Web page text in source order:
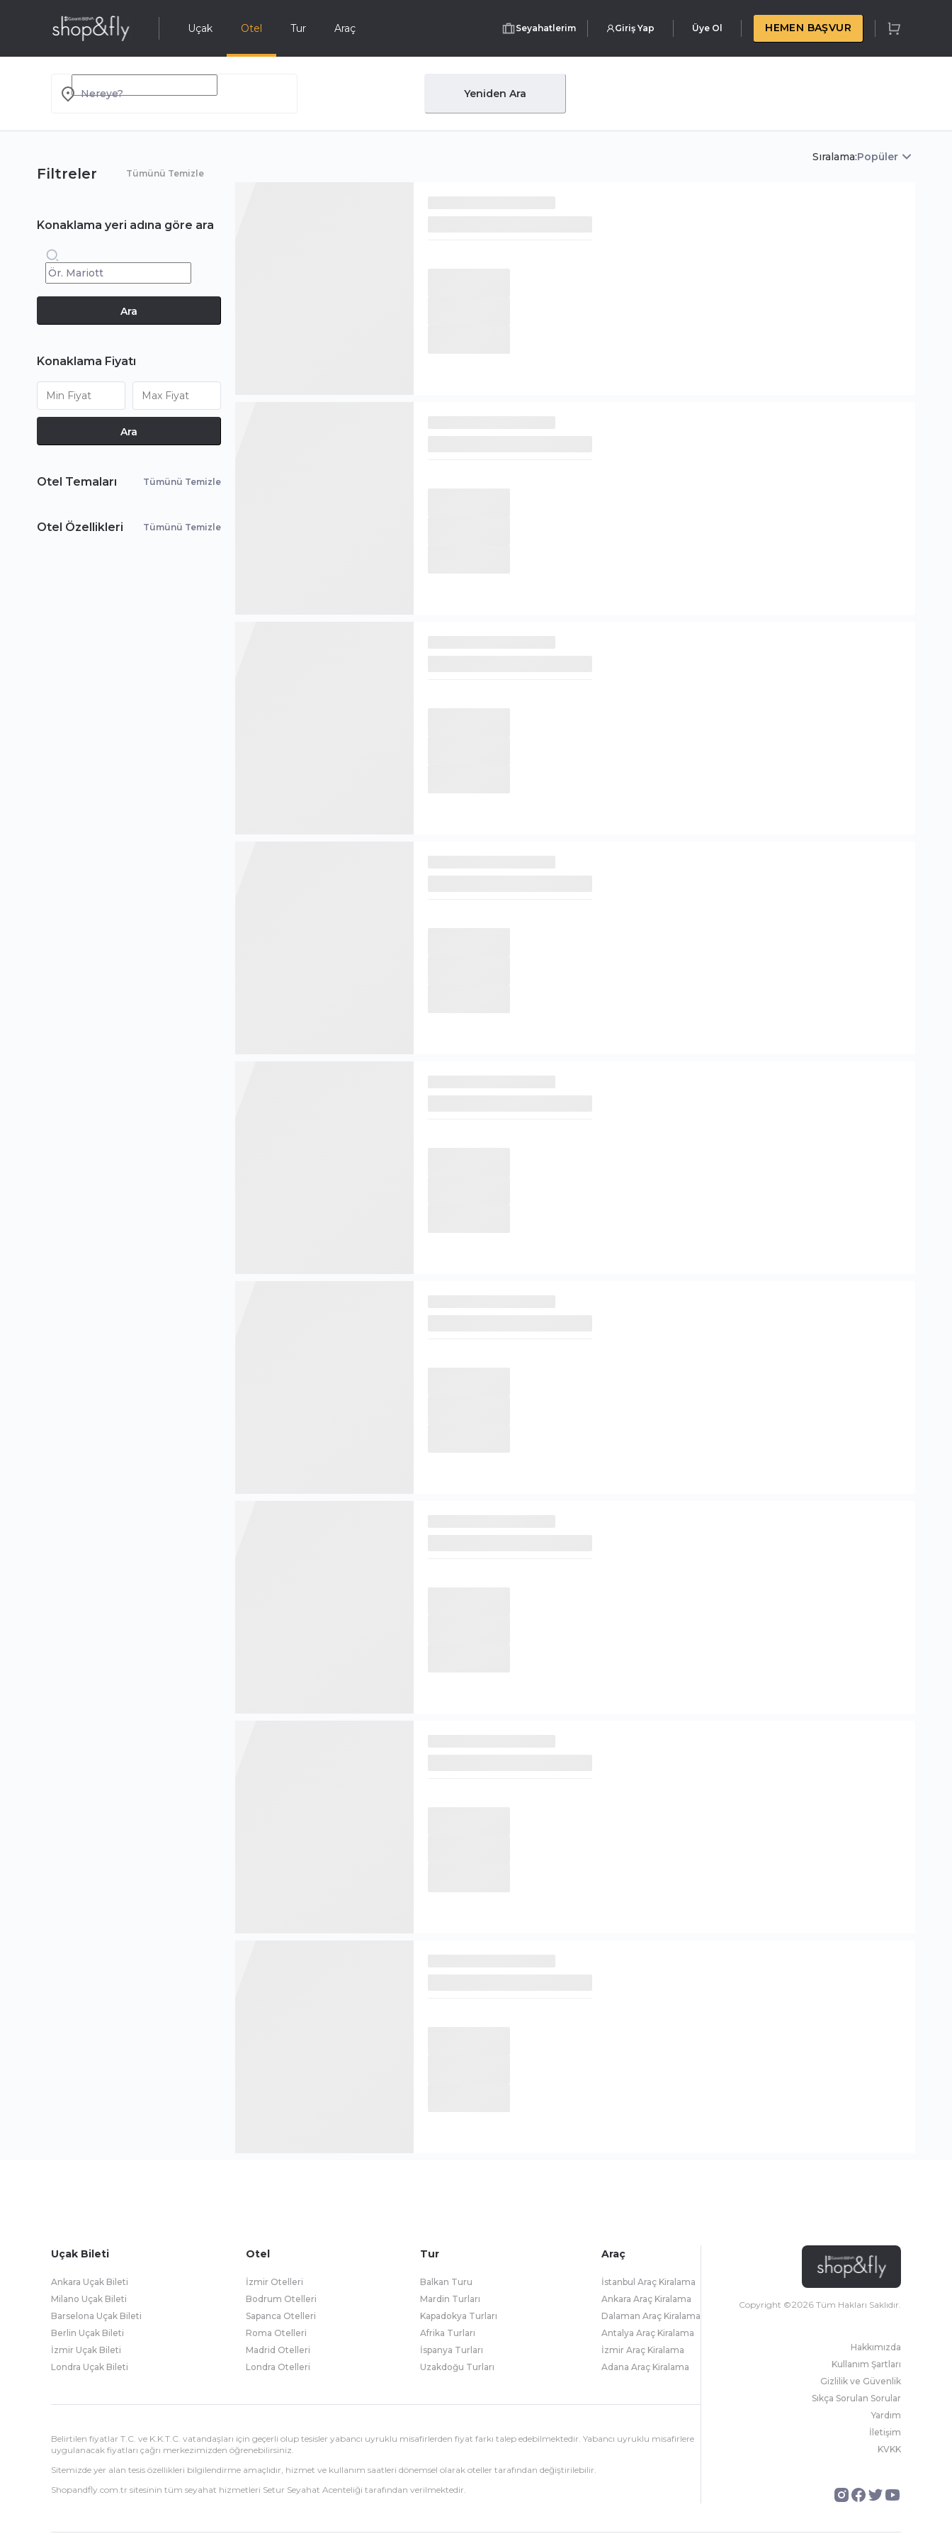
Uçak Otel Tur Araç Seyahatlerim Giriş Yap Üye Ol HEMEN BAŞVUR
Nereye? Yeniden Ara
Filtreler Tümünü Temizle
Konaklama yeri adına göre ara
Ara
Konaklama Fiyatı
Ara
Otel Temaları Tümünü Temizle
Otel Özellikleri Tümünü Temizle
Sıralama:Popüler
Uçak Bileti
Ankara Uçak Bileti
Milano Uçak Bileti
Barselona Uçak Bileti
Berlin Uçak Bileti
İzmir Uçak Bileti
Londra Uçak Bileti
Otel
İzmir Otelleri
Bodrum Otelleri
Sapanca Otelleri
Roma Otelleri
Madrid Otelleri
Londra Otelleri
Tur
Balkan Turu
Mardin Turları
Kapadokya Turları
Afrika Turları
İspanya Turları
Uzakdoğu Turları
Araç
İstanbul Araç Kiralama
Ankara Araç Kiralama
Dalaman Araç Kiralama
Antalya Araç Kiralama
İzmir Araç Kiralama
Adana Araç Kiralama
Belirtilen fiyatlar T.C. ve K.K.T.C. vatandaşları için geçerli olup tesisler yabancı uyruklu misafirlerden fiyat farkı talep edebilmektedir. Yabancı uyruklu misafirlere
uygulanacak fiyatları çağrı merkezimizden öğrenebilirsiniz.
Sitemizde yer alan tesis özellikleri bilgilendirme amaçlıdır, hizmet ve kullanım saatleri dönemsel olarak oteller tarafından değiştirilebilir.
Shopandfly.com.tr sitesinin tüm seyahat hizmetleri Setur Seyahat Acenteliği tarafından verilmektedir.
Copyright ©2026 Tüm Hakları Saklıdır.
Hakkımızda
Kullanım Şartları
Gizlilik ve Güvenlik
Sıkça Sorulan Sorular
Yardım
İletişim
KVKK